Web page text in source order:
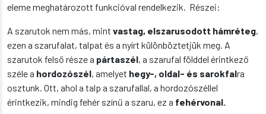
eleme meghatározott funkcióval rendelkezik. Részei:
A szarutok nem más, mint vastag, elszarusodott hámréteg,
ezen a szarufalat, talpat és a nyírt különböztetjük meg. A
szarutok felső része a pártaszél, a szarufal földdel érintkező
széle a hordozószél, amelyet hegy-, oldal- és sarokfalra
osztunk. Ott, ahol a talp a szarufallal, a hordozószéllel
érintkezik, mindig fehér színű a szaru, ez a fehérvonal.